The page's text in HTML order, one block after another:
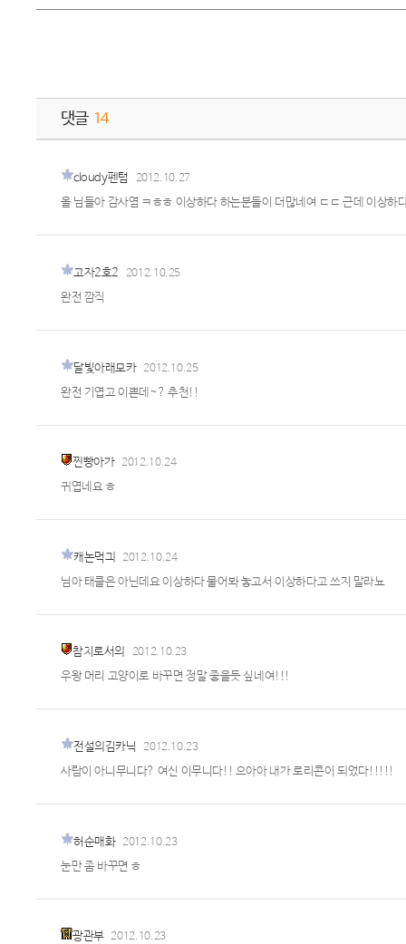
댓글 14
cloudy펜텀 2012.10.27
올 님들아 감사염 ㅋㅎㅎ 이상하다 하는분들이 더많네여 ㄷㄷ 근데 이상
고자2호2 2012.10.25
완전 깜직
달빛아래모카 2012.10.25
완전 기엽고 이쁜데~? 추천!!
찐빵아가 2012.10.24
귀엽네요 ㅎ
캐논먹긔 2012.10.24
님아 태클은 아닌데요 이상하다 물어봐 놓고서 이상하다고 쓰지 말라뇨
참치로서의 2012.10.23
우왕 머리 고양이로 바꾸면 정말 좋을듯 싶네여!!!
전설의김카닉 2012.10.23
사람이 아니무니다? 여신 이무니다!! 으아아 내가 로리콘이 되었다!!!!!
허순매화 2012.10.23
눈만 좀 바꾸면 ㅎ
광관부 2012.10.23